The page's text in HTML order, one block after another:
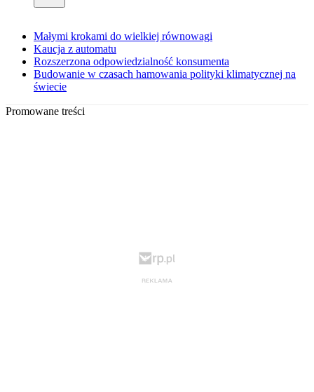
Małymi krokami do wielkiej równowagi
Kaucja z automatu
Rozszerzona odpowiedzialność konsumenta
Budowanie w czasach hamowania polityki klimatycznej na
świecie
Promowane treści